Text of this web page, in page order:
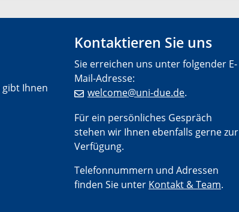
Ihnen
Kontaktieren Sie uns
Sie erreichen uns unter folgender E-
Mail-Adresse:
welcome@uni-due.de.
Für ein persönliches Gespräch
stehen wir Ihnen ebenfalls gerne zur
Verfügung.
Telefonnummern und Adressen
finden Sie unter Kontakt & Team.